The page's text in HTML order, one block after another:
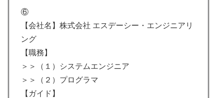
⑥
【会社名】株式会社 エスデーシー・エンジニアリ
ング
【職務】
＞＞（１）システムエンジニア
＞＞（２）プログラマ
【ガイド】